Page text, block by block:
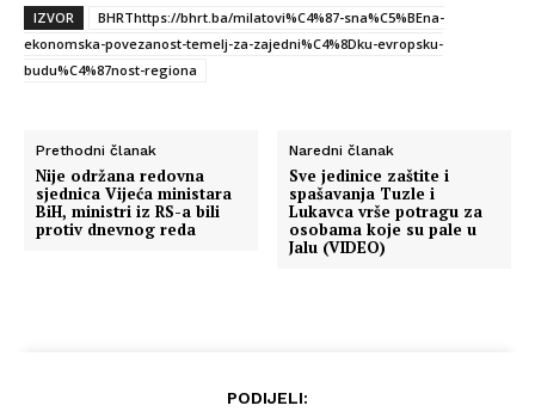
IZVOR
BHRThttps://bhrt.ba/milatovi%C4%87-sna%C5%BEna-
ekonomska-povezanost-temelj-za-zajedni%C4%8Dku-evropsku-
budu%C4%87nost-regiona
Prethodni članak
Nije održana redovna
sjednica Vijeća ministara
BiH, ministri iz RS-a bili
protiv dnevnog reda
Naredni članak
Sve jedinice zaštite i
spašavanja Tuzle i
Lukavca vrše potragu za
osobama koje su pale u
Jalu (VIDEO)
PODIJELI: